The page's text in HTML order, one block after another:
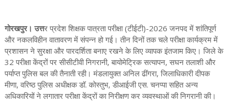
गोरखपुर। उत्तर प्रदेश शिक्षक पात्रता परीक्षा (टीईटी)-2026 जनपद में शांतिपूर्ण
और नकलविहीन वातावरण में संपन्न हो गई। तीन दिनों तक चले परीक्षा कार्यक्रम में
प्रशासन ने सुरक्षा और पारदर्शिता बनाए रखने के लिए व्यापक इंतजाम किए। जिले के
32 परीक्षा केंद्रों पर सीसीटीवी निगरानी, बायोमेट्रिक सत्यापन, सघन तलाशी और
पर्याप्त पुलिस बल की तैनाती रही। मंडलायुक्त अनिल ढींगरा, जिलाधिकारी दीपक
मीणा, वरिष्ठ पुलिस अधीक्षक डॉ. कोस्तुभ, डीआईजी एस. चनप्पा सहित अन्य
अधिकारियों ने लगातार परीक्षा केंद्रों का निरीक्षण कर व्यवस्थाओं की निगरानी की।